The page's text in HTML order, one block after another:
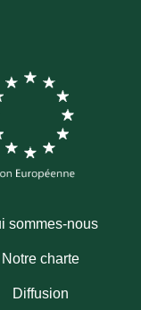
sommes-nous
Notre charte
Diffusion